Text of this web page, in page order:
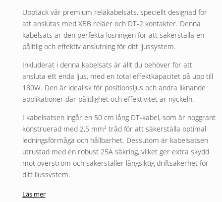
Upptäck vår premium reläkabelsats, speciellt designad för
att anslutas med XBB reläer och DT-2 kontakter. Denna
kabelsats är den perfekta lösningen för att säkerställa en
pålitlig och effektiv anslutning för ditt ljussystem.
Inkluderat i denna kabelsats är allt du behöver för att
ansluta ett enda ljus, med en total effektkapacitet på upp till
180W. Den är idealisk för positionsljus och andra liknande
applikationer där pålitlighet och effektivitet är nyckeln.
I kabelsatsen ingår en 50 cm lång DT-kabel, som är noggrant
konstruerad med 2,5 mm² tråd för att säkerställa optimal
ledningsförmåga och hållbarhet. Dessutom är kabelsatsen
utrustad med en robust 25A säkring, vilket ger extra skydd
mot överström och säkerställer långsiktig driftsäkerhet för
ditt ljussystem.
Vår reläkabelsats för XBB med DT-2 kontakt är det perfekta
Läs mer